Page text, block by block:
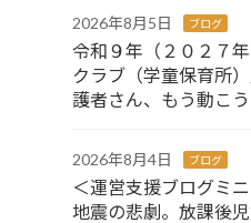
2026年8月5日 ブログ
令和９年（２０２７
クラブ（学童保育所
護者さん、もう動こう
2026年8月4日 ブログ
＜運営支援ブログミ
地震の悲劇。放課後